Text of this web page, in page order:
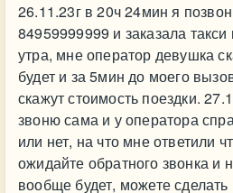
26.11.23г в 20ч 24мин я
84959999999 и заказала
утра, мне оператор девушка
будет и за 5мин до моего
скажут стоимость поездки.
звоню сама и у оператора
или нет, на что мне ответили
ожидайте обратного звонка и
вообще будет, можете сделать